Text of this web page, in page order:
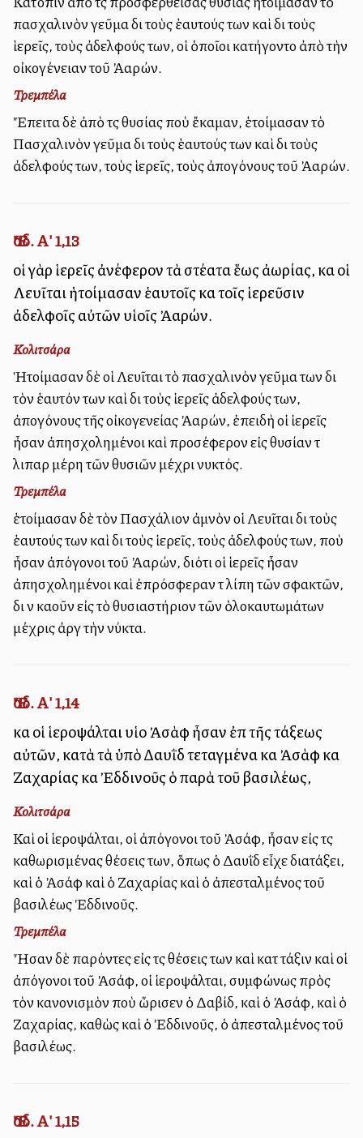
πασχαλινὸν γεῦμα διὰ τοὺς ἑαυτούς των καὶ διὰ τοὺς
ἱερεῖς, τοὺς ἀδελφούς των, οἱ ὁποῖοι κατήγοντο ἀπὸ τὴν
οἰκογένειαν τοῦ Ἀαρών.
Τρεμπέλα
Ἔπειτα δὲ ἀπὸ τὰς θυσίας ποὺ ἔκαμαν, ἑτοίμασαν τὸ
Πασχαλινὸν γεῦμα διὰ τοὺς ἑαυτούς των καὶ διὰ τοὺς
ἀδελφούς των, τοὺς ἱερεῖς, τοὺς ἀπογόνους τοῦ Ἀαρών.
Ἔσδ. Α' 1,13
οἱ γὰρ ἱερεῖς ἀνέφερον τὰ στέατα ἕως ἀωρίας, καὶ οἱ
Λευῖται ἡτοίμασαν ἑαυτοῖς καὶ τοῖς ἱερεῦσιν
ἀδελφοῖς αὐτῶν υἱοῖς Ἀαρών.
Κολιτσάρα
Ἡτοίμασαν δὲ οἱ Λευῖται τὸ πασχαλινὸν γεῦμα των διὰ
τὸν ἑαυτόν των καὶ διὰ τοὺς ἱερεῖς ἀδελφούς των,
ἀπογόνους τῆς οἰκογενείας Ἀαρών, ἐπειδὴ οἱ ἱερεῖς
ἦσαν ἀπησχολημένοι καὶ προσέφερον εἰς θυσίαν τὰ
λιπαρὰ μέρη τῶν θυσιῶν μέχρι νυκτός.
Τρεμπέλα
ἑτοίμασαν δὲ τὸν Πασχάλιον ἀμνὸν οἱ Λευῖται διὰ τοὺς
ἑαυτούς των καὶ διὰ τοὺς ἱερεῖς, τοὺς ἀδελφούς των, ποὺ
ἦσαν ἀπόγονοι τοῦ Ἀαρών, διότι οἱ ἱερεῖς ἦσαν
ἀπησχολημένοι καὶ ἐπρόσφεραν τὰ λίπη τῶν σφακτῶν,
διὰ νὰ καοῦν εἰς τὸ θυσιαστήριον τῶν ὁλοκαυτωμάτων
μέχρις ἀργὰ τὴν νύκτα.
Ἔσδ. Α' 1,14
καὶ οἱ ἱεροψάλται υἱοὶ Ἀσὰφ ἦσαν ἐπὶ τῆς τάξεως
αὐτῶν, κατὰ τὰ ὑπὸ Δαυῒδ τεταγμένα καὶ Ἀσὰφ καὶ
Ζαχαρίας καὶ Ἐδδινοῦς ὁ παρὰ τοῦ βασιλέως,
Κολιτσάρα
Καὶ οἱ ἱεροψάλται, οἱ ἀπόγονοι τοῦ Ἀσάφ, ἦσαν εἰς τὰς
καθωρισμένας θέσεις των, ὅπως ὁ Δαυῒδ εἶχε διατάξει,
καὶ ὁ Ἀσάφ καὶ ὁ Ζαχαρίας καὶ ὁ ἀπεσταλμένος τοῦ
βασιλέως Ἐδδινοῦς.
Τρεμπέλα
Ἦσαν δὲ παρόντες εἰς τὰς θέσεις των καὶ κατὰ τάξιν καὶ οἱ
ἀπόγονοι τοῦ Ἀσάφ, οἱ ἱεροψάλται, συμφώνως πρὸς
τὸν κανονισμὸν ποὺ ὥρισεν ὁ Δαβίδ, καὶ ὁ Ἀσάφ, καὶ ὁ
Ζαχαρίας, καθὼς καὶ ὁ Ἐδδινοῦς, ὁ ἀπεσταλμένος τοῦ
βασιλέως.
Ἔσδ. Α' 1,15